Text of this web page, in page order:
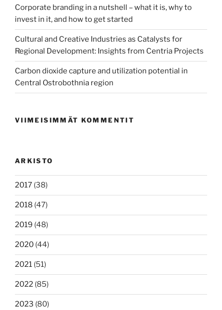
Corporate branding in a nutshell – what it is, why to
invest in it, and how to get started
Cultural and Creative Industries as Catalysts for
Regional Development: Insights from Centria Projects
Carbon dioxide capture and utilization potential in
Central Ostrobothnia region
VIIMEISIMMÄT KOMMENTIT
ARKISTO
2017 (38)
2018 (47)
2019 (48)
2020 (44)
2021 (51)
2022 (85)
2023 (80)